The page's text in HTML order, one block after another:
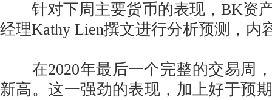
针对下周主要货币的表现，BK资
经理Kathy Lien撰文进行分析预测，内
在2020年最后一个完整的交易周
新高。这一强劲的表现，加上好于预